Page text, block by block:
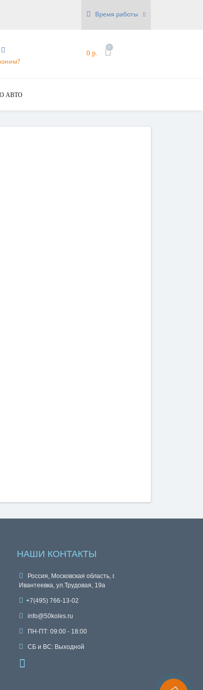
Время работы
0 р.
0
АВТО
НАШИ КОНТАКТЫ
Россия, Московская область, г.
Ивантеевка, ул.Трудовая, 19а
+7(495) 766-13-02
info@50koles.ru
ПН-ПТ: 09:00 - 18:00
СБ и ВС: Выходной